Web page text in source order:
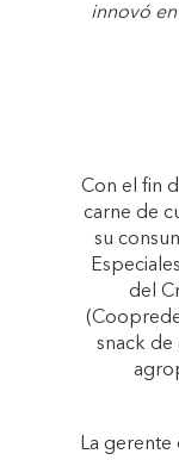
innovó
Con el fin
carne de
su
del
snack de
La gerente